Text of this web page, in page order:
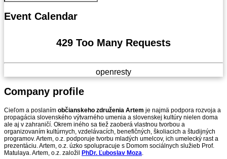
Event Calendar
429 Too Many Requests
openresty
Company profile
Cieľom a poslaním občianskeho združenia Artem je najmä podpora rozvoja a
propagácia slovenského výtvarného umenia a slovenskej kultúry nielen doma
ale aj v zahraničí. Okrem iného sa tiež zaoberá vlastnou tvorbou a
organizovaním kultúrnych, vzdelávacích, benefičných, školiacich a študijných
programov. Artem, o.z. podporuje tvorbu mladých umelcov, ich umelecký rast a
prezentáciu. Artem, o.z. úzko spolupracuje s Domom sociálnych služieb Prof.
Matulaya. Artem, o.z. založil PhDr. Ľuboslav Moza